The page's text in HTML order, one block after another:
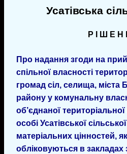
Усатівська
Р І Ш Е Н
Про надання згоди на
спільної власності
громад сіл, селища, міста
району у комунальну
об’єднаної
особі Усатівської
матеріальних цінностей,
обліковуються в закладах